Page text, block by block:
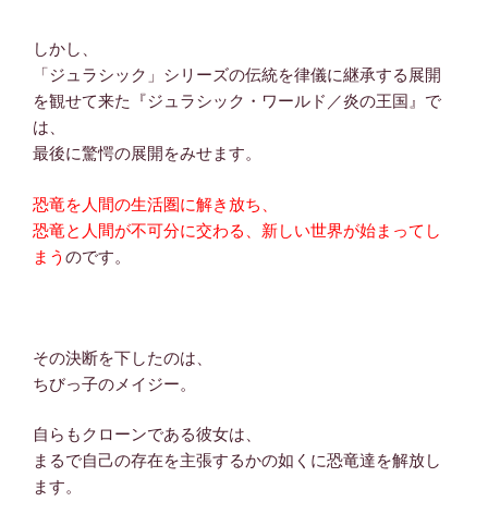
しかし、
「ジュラシック」シリーズの伝統を律儀に継承する展開
を観せて来た『ジュラシック・ワールド／炎の王国』で
は、
最後に驚愕の展開をみせます。
恐竜を人間の生活圏に解き放ち、
恐竜と人間が不可分に交わる、新しい世界が始まってし
まう のです。
その決断を下したのは、
ちびっ子のメイジー。
自らもクローンである彼女は、
まるで自己の存在を主張するかの如くに恐竜達を解放し
ます。